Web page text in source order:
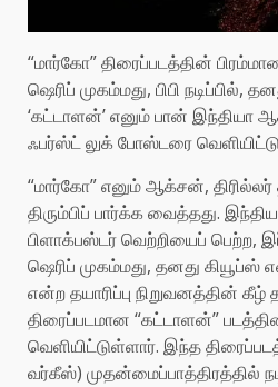
“மார்கோ” திரைப்படத்தின்
ஷெரிப் முகம்மது, பிபி நடிப்பில்,
‘கட்டாளன்’ எனும் பான் இந்தியா
ஃபர்ஸ்ட் லுக் போஸ்டரை
“மார்கோ” எனும் ஆக்சன்,
திரும்பிப் பார்க்க வைத்தது.
பிளாக்பஸ்டர் வெற்றியைப் பெற்ற,
ஷெரிப் முகம்மது, தனது
என்ற தயாரிப்பு நிறுவனத்தின் கீழ்
திரைப்படமான “கட்டாளன்”
வெளியிட்டுள்ளார். இந்த
வர்கீஸ்) முதன்மைப்பாத்திரத்தில்